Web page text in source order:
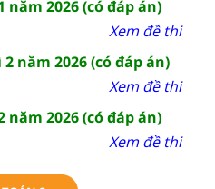
năm 2026 (có đáp án)
Xem đề thi
năm 2026 (có đáp án)
Xem đề thi
năm 2026 (có đáp án)
Xem đề thi